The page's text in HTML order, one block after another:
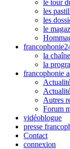
le tour
les
les
le
la
la
francophonie
Autres
Forum
vidéoblogue
presse
Contact
connexion